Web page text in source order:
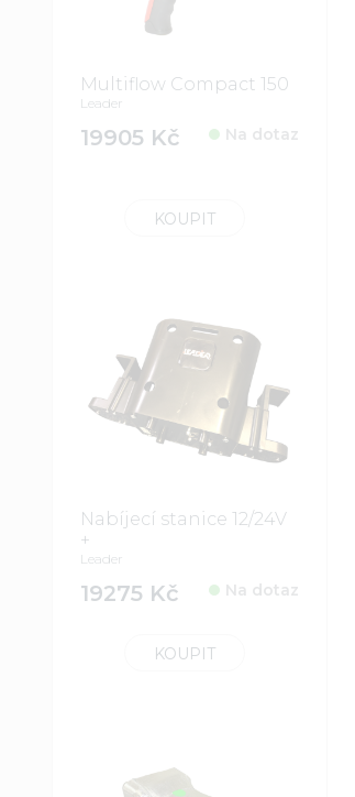
Multiflow Compact 150
Leader
19905 Kč Na dotaz
KOUPIT
Nabíjecí stanice 12/24V
+
Leader
19275 Kč Na dotaz
KOUPIT